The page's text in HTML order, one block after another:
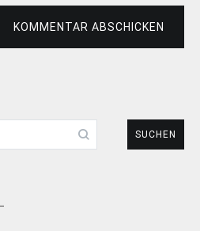
KOMMENTAR ABSCHICKEN